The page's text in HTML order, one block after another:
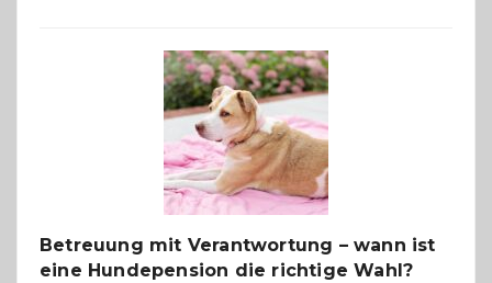
Betreuung mit Verantwortung – wann ist
eine Hundepension die richtige Wahl?